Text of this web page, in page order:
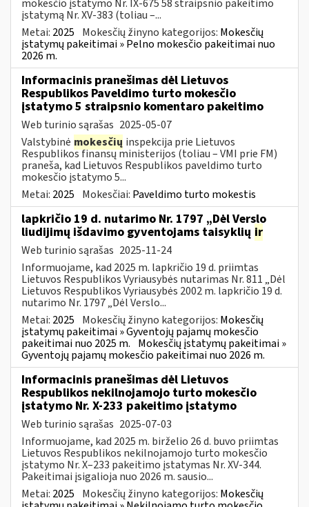
mokesčio įstatymo Nr. IX-675 58 straipsnio pakeitimo
įstatymą Nr. XV-383 (toliau –...
Metai: 2025 Mokesčių žinyno kategorijos: Mokesčių
įstatymų pakeitimai » Pelno mokesčio pakeitimai nuo
2026 m.
Informacinis pranešimas dėl Lietuvos
Respublikos Paveldimo turto mokesčio
įstatymo 5 straipsnio komentaro pakeitimo
Web turinio sąrašas 2025-05-07
Valstybinė mokesčių inspekcija prie Lietuvos
Respublikos finansų ministerijos (toliau – VMI prie FM)
praneša, kad Lietuvos Respublikos paveldimo turto
mokesčio įstatymo 5...
Metai: 2025 Mokesčiai: Paveldimo turto mokestis
lapkričio 19 d. nutarimo Nr. 1797 „Dėl Verslo
liudijimų išdavimo gyventojams taisyklių ir
Web turinio sąrašas 2025-11-24
Informuojame, kad 2025 m. lapkričio 19 d. priimtas
Lietuvos Respublikos Vyriausybės nutarimas Nr. 811 „Dėl
Lietuvos Respublikos Vyriausybės 2002 m. lapkričio 19 d.
nutarimo Nr. 1797 „Dėl Verslo...
Metai: 2025 Mokesčių žinyno kategorijos: Mokesčių
įstatymų pakeitimai » Gyventojų pajamų mokesčio
pakeitimai nuo 2025 m. Mokesčių įstatymų pakeitimai »
Gyventojų pajamų mokesčio pakeitimai nuo 2026 m.
Informacinis pranešimas dėl Lietuvos
Respublikos nekilnojamojo turto mokesčio
įstatymo Nr. X-233 pakeitimo įstatymo
Web turinio sąrašas 2025-07-03
Informuojame, kad 2025 m. birželio 26 d. buvo priimtas
Lietuvos Respublikos nekilnojamojo turto mokesčio
įstatymo Nr. X–233 pakeitimo įstatymas Nr. XV-344.
Pakeitimai įsigalioja nuo 2026 m. sausio...
Metai: 2025 Mokesčių žinyno kategorijos: Mokesčių